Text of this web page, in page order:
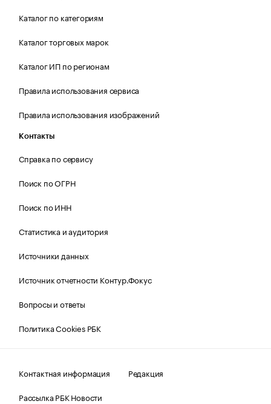
Каталог по категориям
Каталог торговых марок
Каталог ИП по регионам
Правила использования сервиса
Правила использования изображений
Контакты
Справка по сервису
Поиск по ОГРН
Поиск по ИНН
Статистика и аудитория
Источники данных
Источник отчетности Контур.Фокус
Вопросы и ответы
Политика Cookies РБК
Контактная информация
Редакция
Рассылка РБК Новости